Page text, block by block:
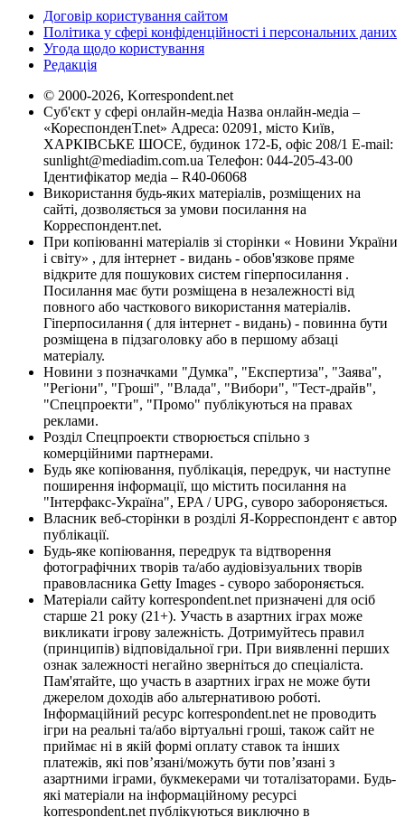
Договір користування сайтом
Політика у сфері конфіденційності і персональних даних
Угода щодо користування
Редакція
© 2000-2026, Korrespondent.net
Суб'єкт у сфері онлайн-медіа Назва онлайн-медіа –
«КореспонденТ.net» Адреса: 02091, місто Київ,
ХАРКІВСЬКЕ ШОСЕ, будинок 172-Б, офіс 208/1 E-mail:
sunlight@mediadim.com.ua Телефон: 044-205-43-00
Ідентифікатор медіа – R40-06068
Використання будь-яких матеріалів, розміщених на
сайті, дозволяється за умови посилання на
Корреспондент.net.
При копіюванні матеріалів зі сторінки « Новини України
і світу» , для інтернет - видань - обов'язкове пряме
відкрите для пошукових систем гіперпосилання .
Посилання має бути розміщена в незалежності від
повного або часткового використання матеріалів.
Гіперпосилання ( для інтернет - видань) - повинна бути
розміщена в підзаголовку або в першому абзаці
матеріалу.
Новини з позначками "Думка", "Експертиза", "Заява",
"Регіони", "Гроші", "Влада", "Вибори", "Тест-драйв",
"Спецпроекти", "Промо" публікуються на правах
реклами.
Розділ Спецпроекти створюється спільно з
комерційними партнерами.
Будь яке копіювання, публікація, передрук, чи наступне
поширення інформації, що містить посилання на
"Інтерфакс-Україна", EPA / UPG, суворо забороняється.
Власник веб-сторінки в розділі Я-Корреспондент є автор
публікації.
Будь-яке копіювання, передрук та відтворення
фотографічних творів та/або аудіовізуальних творів
правовласника Getty Images - суворо забороняється.
Матеріали сайту korrespondent.net призначені для осіб
старше 21 року (21+). Участь в азартних іграх може
викликати ігрову залежність. Дотримуйтесь правил
(принципів) відповідальної гри. При виявленні перших
ознак залежності негайно зверніться до спеціаліста.
Пам'ятайте, що участь в азартних іграх не може бути
джерелом доходів або альтернативою роботі.
Інформаційний ресурс korrespondent.net не проводить
ігри на реальні та/або віртуальні гроші, також сайт не
приймає ні в якій формі оплату ставок та інших
платежів, які пов’язані/можуть бути пов’язані з
азартними іграми, букмекерами чи тоталізаторами. Будь-
які матеріали на інформаційному ресурсі
korrespondent.net публікуються виключно в